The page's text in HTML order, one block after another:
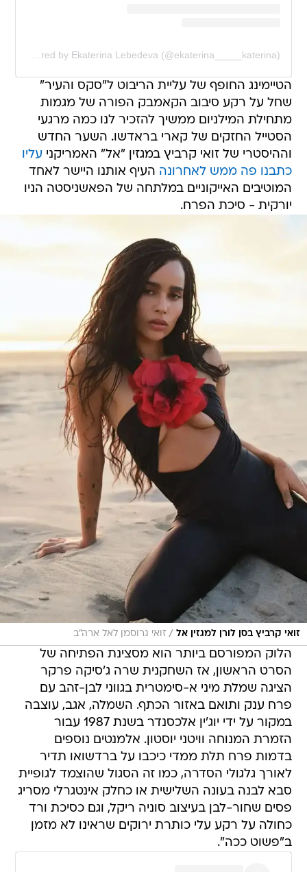
הטיימינג החופף של עליית הריבוט ל"סקס והעיר"
שחל על רקע סיבוב הקאמבק הפורה של מגמות
מתחילת המילניום ממשיך להזכיר לנו כמה מרגעי
הסטייל החזקים של קארי בראדשו. השער החדש
וההיסטרי של זואי קרביץ במגזין "אל" האמריקני עליו
כתבנו פה ממש לאחרונה העיף אותנו היישר לאחד
המוטיבים האייקוניים במלתחה של הפאשניסטה הניו
יורקית - סיכת הפרח.
זואי קרביץ בסן לורן למגזין אל / זואי גרוסמן לאל ארה"ב
הלוק המפורסם ביותר הוא מסצינת הפתיחה של
הסרט הראשון, אז השחקנית שרה ג'סיקה פרקר
הציגה שמלת מיני א-סימטרית בגווני לבן-זהב עם
פרח ענק ותואם באזור הכתף. השמלה, אגב, עוצבה
במקור על ידי יוג'ין אלכסנדר בשנת 1987 עבור
הזמרת המנוחה וויטני יוסטון. אלמנטים נוספים
בדמות פרח תלת ממדי כיכבו על ברדשואו תדיר
לאורך גלגולי הסדרה, כמו זה הסגול שהוצמד לגופיית
סבא לבנה בעונה השלישית או כחלק אינטגרלי מסריג
פסים שחור-לבן בעיצוב סוניה ריקל, וגם כסיכת ורד
כחולה על רקע עלי כותרת ירוקים שראינו לא מזמן
ב"פשוט ככה".